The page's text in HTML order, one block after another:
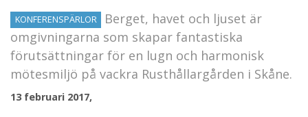
KONFERENSPÄRLOR
Berget, havet och ljuset är
omgivningarna som skapar fantastiska
förutsättningar för en lugn och harmonisk
mötesmiljö på vackra Rusthållargården i Skåne.
13 februari 2017,